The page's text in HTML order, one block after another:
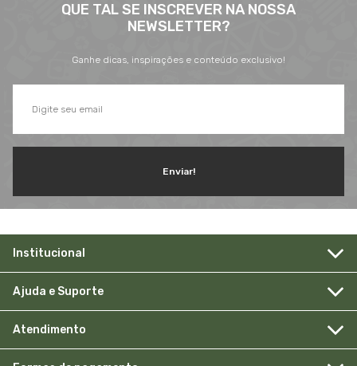
QUE TAL SE INSCREVER NA NOSSA
NEWSLETTER?
Ganhe dicas, inspirações e conteúdo exclusivo!
Enviar!
Institucional
Ajuda e Suporte
Atendimento